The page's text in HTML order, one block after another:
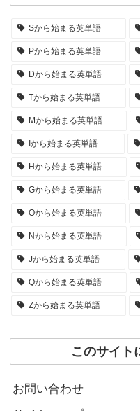
Sから始まる英単語
Pから始まる英単語
Dから始まる英単語
Tから始まる英単語
Mから始まる英単語
Iから始まる英単語
Hから始まる英単語
Gから始まる英単語
Oから始まる英単語
Nから始まる英単語
Jから始まる英単語
Qから始まる英単語
Zから始まる英単語
このサイト
お問い合わせ